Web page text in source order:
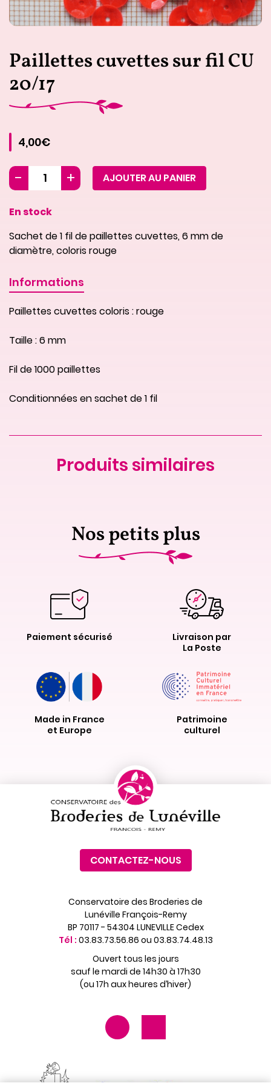
Paillettes cuvettes sur fil CU
20/17
4,00€
AJOUTER AU PANIER
En stock
Sachet de 1 fil de paillettes cuvettes, 6 mm de
diamètre, coloris rouge
Informations
Paillettes cuvettes coloris : rouge
Taille : 6 mm
Fil de 1000 paillettes
Conditionnées en sachet de 1 fil
Produits similaires
Nos petits plus
Paiement sécurisé
Livraison par
La Poste
Made in France
et Europe
Patrimoine
culturel
CONTACTEZ-NOUS
Conservatoire des Broderies de
Lunéville François-Remy
BP 70117 - 54304 LUNEVILLE Cedex
Tél : 03.83.73.56.86 ou 03.83.74.48.13
Ouvert tous les jours
sauf le mardi de 14h30 à 17h30
(ou 17h aux heures d’hiver)